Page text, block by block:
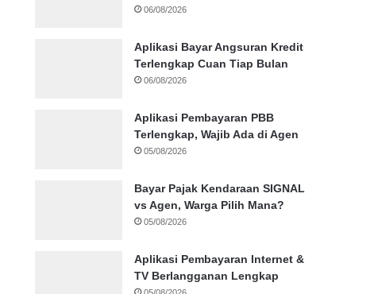
06/08/2026
Aplikasi Bayar Angsuran Kredit
Terlengkap Cuan Tiap Bulan
06/08/2026
Aplikasi Pembayaran PBB
Terlengkap, Wajib Ada di Agen
05/08/2026
Bayar Pajak Kendaraan SIGNAL
vs Agen, Warga Pilih Mana?
05/08/2026
Aplikasi Pembayaran Internet &
TV Berlangganan Lengkap